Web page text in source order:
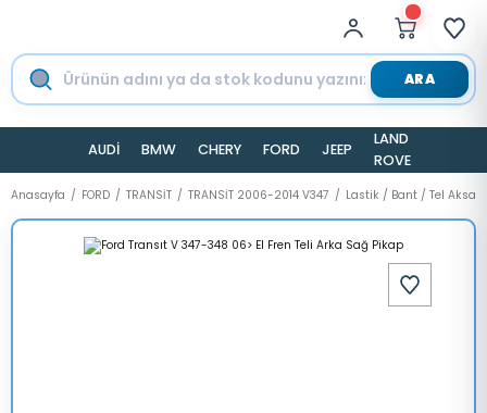
ARA
AUDİ BMW CHERY FORD JEEP
LAND
ROVER
Anasayfa FORD TRANSİT TRANSİT 2006-2014 V347 Lastik / Bant / Tel